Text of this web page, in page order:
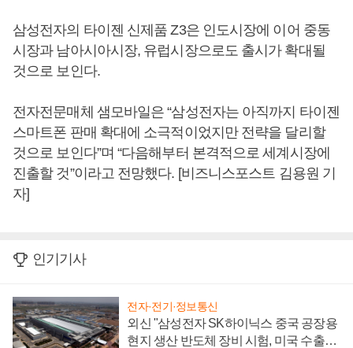
삼성전자의 타이젠 신제품 Z3은 인도시장에 이어 중동
시장과 남아시아시장, 유럽시장으로도 출시가 확대될
것으로 보인다.
전자전문매체 샘모바일은 “삼성전자는 아직까지 타이젠
스마트폰 판매 확대에 소극적이었지만 전략을 달리할
것으로 보인다”며 “다음해부터 본격적으로 세계시장에
진출할 것”이라고 전망했다. [비즈니스포스트 김용원 기
자]
인기기사
전자·전기·정보통신
외신 "삼성전자 SK하이닉스 중국 공장용
현지 생산 반도체 장비 시험, 미국 수출통